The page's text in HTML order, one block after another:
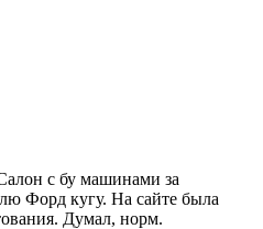
с бу машинами за
Форд кугу. На сайте была
Думал, норм.